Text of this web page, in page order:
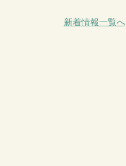
新着情報一覧へ